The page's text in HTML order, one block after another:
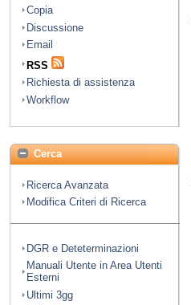
Copia
Discussione
Email
RSS
Richiesta di assistenza
Workflow
Cerca
Ricerca Avanzata
Modifica Criteri di Ricerca
DGR e Deteterminazioni
Manuali Utente in Area Utenti
Esterni
Ultimi 3gg